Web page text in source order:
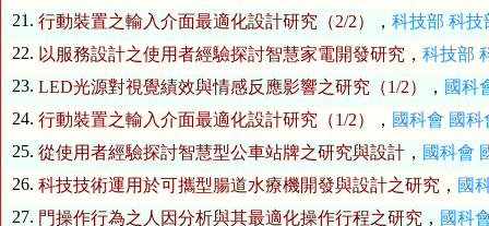
21. 行動裝置之輸入介面最適化設計研究（2/2） ，科技部科技
22. 以服務設計之使用者經驗探討智慧家電開發研究 ，科技部
23. LED光源對視覺績效與情感反應影響之研究（1/2） ， 國科
24. 行動裝置之輸入介面最適化設計研究（1/2） ， 國科會 國
25. 從使用者經驗探討智慧型公車站牌之研究與設計 ， 國科會
26. 科技技術運用於可攜型腸道水療機開發與設計之研究 ， 國
27. 門操作行為之人因分析與其最適化操作行程之研究 ， 國科